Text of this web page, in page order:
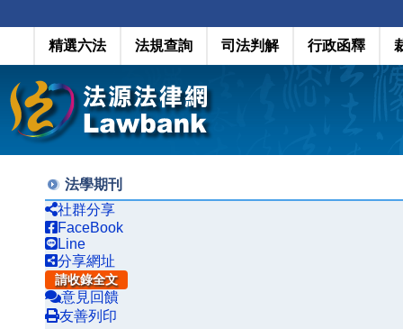
精選六法 法規查詢 司法判解 行政函釋
法學期刊
社群分享
FaceBook
Line
分享網址
請收錄全文
意見回饋
友善列印